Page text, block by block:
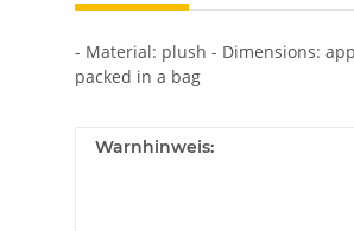
- Material: plush - Dimensions:
packed in a bag
Warnhinweis: